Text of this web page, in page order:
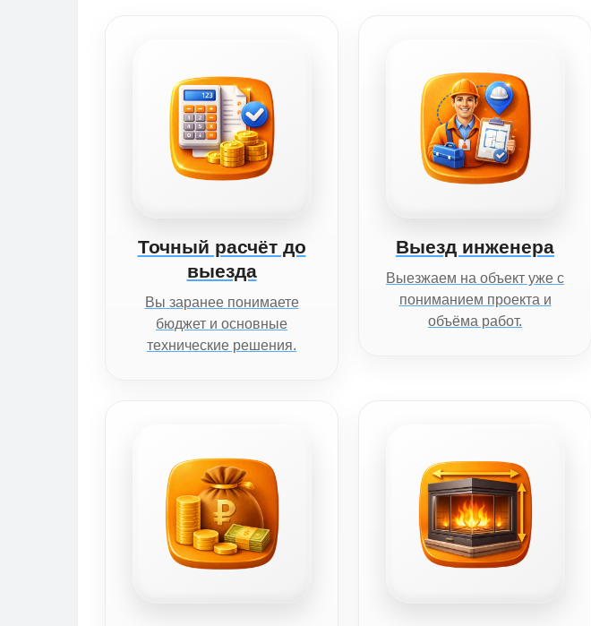
Точный расчёт до
выезда
Вы заранее понимаете
бюджет и основные
технические решения.
Выезд инженера
Выезжаем на объект уже с
пониманием проекта и
объёма работ.